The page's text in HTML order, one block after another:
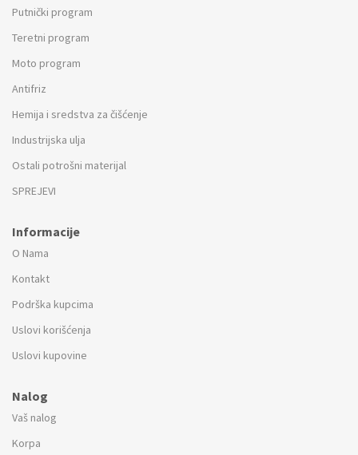
Putnički program
Teretni program
Moto program
Antifriz
Hemija i sredstva za čišćenje
Industrijska ulja
Ostali potrošni materijal
SPREJEVI
Informacije
O Nama
Kontakt
Podrška kupcima
Uslovi korišćenja
Uslovi kupovine
Nalog
Vaš nalog
Korpa